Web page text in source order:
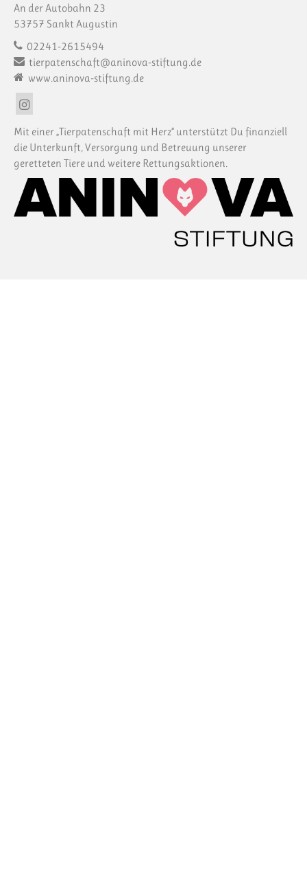
An der Autobahn 23
53757 Sankt Augustin
02241-2615494
tierpatenschaft@aninova-stiftung.de
www.aninova-stiftung.de
Mit einer „Tierpatenschaft mit Herz“ unterstützt Du finanziell
die Unterkunft, Versorgung und Betreuung unserer
geretteten Tiere und weitere Rettungsaktionen.